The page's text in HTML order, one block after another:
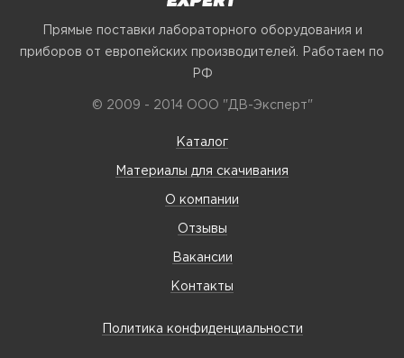
Прямые поставки лабораторного оборудования и
приборов от европейских производителей. Работаем по
РФ
© 2009 - 2014 ООО "ДВ-Эксперт"
Каталог
Материалы для скачивания
О компании
Отзывы
Вакансии
Контакты
Политика конфиденциальности